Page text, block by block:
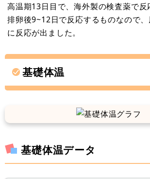
高温期13日目で、海外製の検査薬で反
排卵後9~12日で反応するものなので
に反応が出ました。
基礎体温
基礎体温データ